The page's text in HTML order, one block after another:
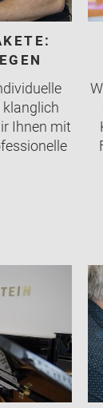
klanglich
Ihnen mit